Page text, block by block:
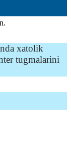
xatolik
tugmalarini